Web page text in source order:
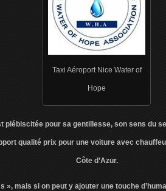
Taxi Aéroport Nice Water of
Hope
plébiscitée pour sa gentillesse, son sens du
qualité prix pour une voiture avec
Côte d’Azur.
», mais si on peut y ajouter une touche